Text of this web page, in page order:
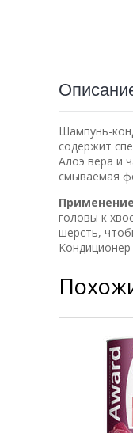
Шампунь-
содержит
Алоэ вера и
смываемая
головы к
шерсть,